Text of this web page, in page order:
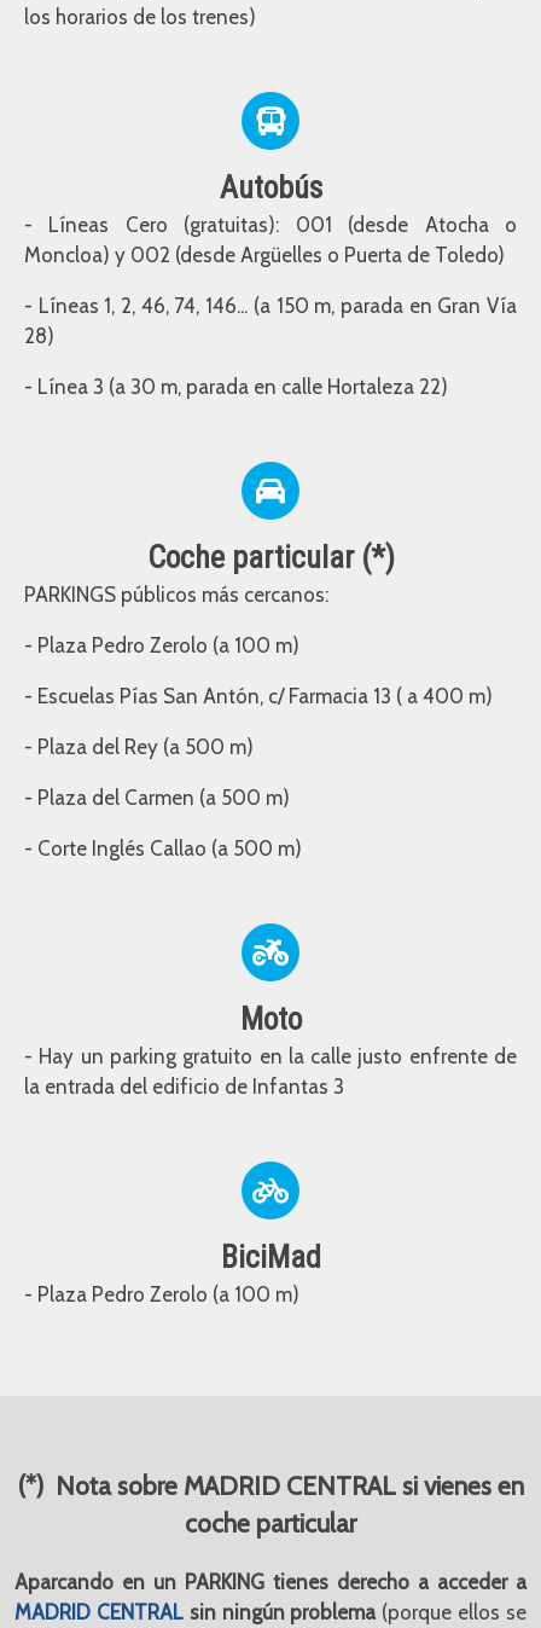
los horarios de los trenes)
Autobús
- Líneas Cero (gratuitas): 001 (desde Atocha o
Moncloa) y 002 (desde Argüelles o Puerta de Toledo)
- Líneas 1, 2, 46, 74, 146... (a 150 m, parada en Gran Vía
28)
- Línea 3 (a 30 m, parada en calle Hortaleza 22)
Coche particular (*)
PARKINGS públicos más cercanos:
- Plaza Pedro Zerolo (a 100 m)
- Escuelas Pías San Antón, c/ Farmacia 13 ( a 400 m)
- Plaza del Rey (a 500 m)
- Plaza del Carmen (a 500 m)
- Corte Inglés Callao (a 500 m)
Moto
- Hay un parking gratuito en la calle justo enfrente de
la entrada del edificio de Infantas 3
BiciMad
- Plaza Pedro Zerolo (a 100 m)
(*) Nota sobre MADRID CENTRAL si vienes en
coche particular
Aparcando en un PARKING tienes derecho a acceder a
MADRID CENTRALsin ningún problema (porque ellos se